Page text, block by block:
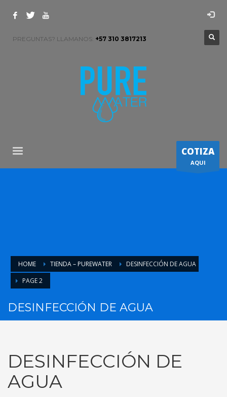
PREGUNTAS? LLAMANOS: +57 310 3817213
COTIZA
AQUI
HOME TIENDA – PUREWATER
DESINFECCIÓN DE AGUA
PAGE 2
DESINFECCIÓN DE AGUA
DESINFECCIÓN DE
AGUA